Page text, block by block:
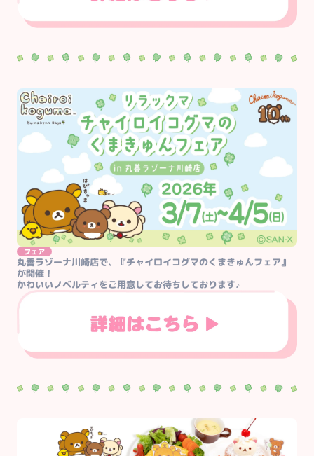
フェア
丸善ラゾーナ川崎店で、『チャイロイコグマのくまきゅんフェア』
が開催！
かわいいノベルティをご用意してお待ちしております♪